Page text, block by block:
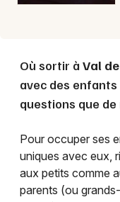
Où sortir à Val
avec des enfants
questions que
Pour occuper ses
uniques avec eux,
aux petits comme
parents (ou